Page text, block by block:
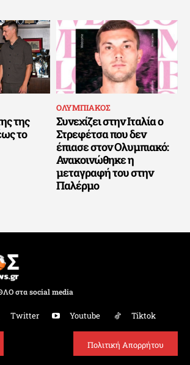
της
το
ΟΛΥΜΠΙΑΚΟΣ
Συνεχίζει στην Ιταλία ο
Στρεφέτσα που δεν
έπιασε στον Ολυμπιακό:
Ανακοινώθηκε η
μεταγραφή του στην
Παλέρμο
στα social media
Twitter Youtube Tiktok
Πολιτική Απορρήτου